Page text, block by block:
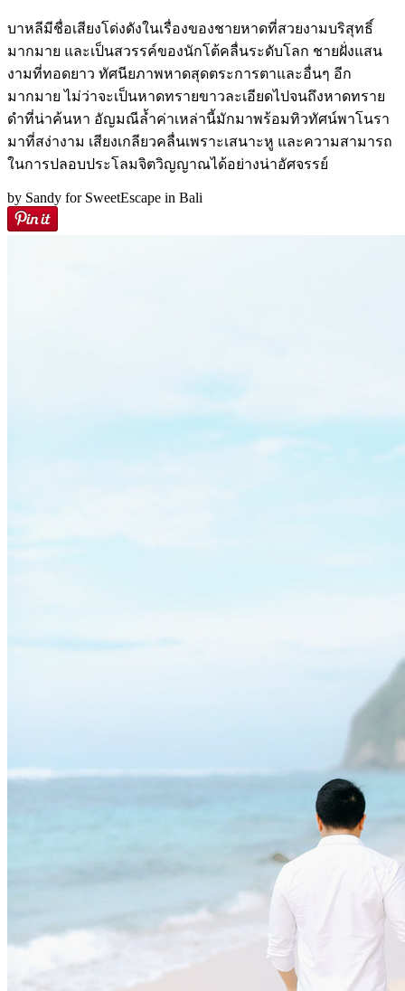
บาหลีมีชื่อเสียงโด่งดังในเรื่องของชายหาดที่สวยงามบริสุทธิ์
มากมาย และเป็นสวรรค์ของนักโต้คลื่นระดับโลก ชายฝั่งแสน
งามที่ทอดยาว ทัศนียภาพหาดสุดตระการตาและอื่นๆ อีก
มากมาย ไม่ว่าจะเป็นหาดทรายขาวละเอียดไปจนถึงหาดทราย
ดำที่น่าค้นหา อัญมณีล้ำค่าเหล่านี้มักมาพร้อมทิวทัศน์พาโนรา
มาที่สง่างาม เสียงเกลียวคลื่นเพราะเสนาะหู และความสามารถ
ในการปลอบประโลมจิตวิญญาณได้อย่างน่าอัศจรรย์
by Sandy for SweetEscape in Bali